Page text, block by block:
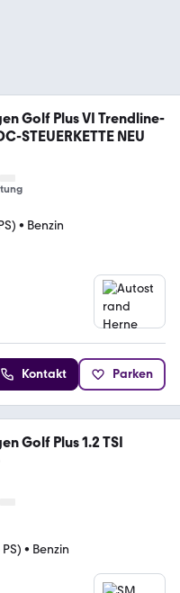
Golf Plus VI Trendline-
STEUERKETTE NEU
• Benzin
Kontakt Parken
Golf Plus 1.2 TSI
• Benzin